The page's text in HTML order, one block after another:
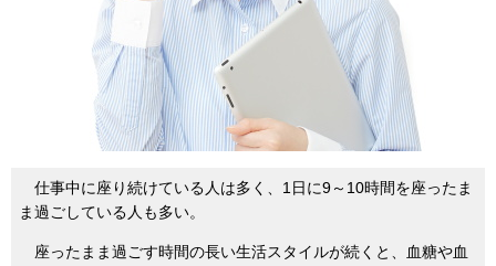
仕事中に座り続けている人は多く、1日に9～10時間を座ったま
ま過ごしている人も多い。
座ったまま過ごす時間の長い生活スタイルが続くと、血糖や血